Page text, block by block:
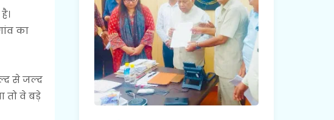
का
से जल्द
तो वे बड़े